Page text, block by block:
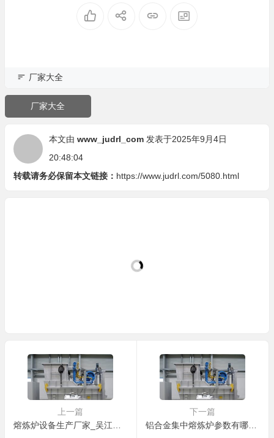
厂家大全
厂家大全
本文由 www_judrl_com 发表于2025年9月4日
20:48:04
转载请务必保留本文链接： https://www.judrl.com/5080.html
上一篇
熔炼炉设备生产厂家_吴江熔炼炉设备生产厂家有哪些地方
下一篇
铝合金集中熔炼炉参数有哪些种类和用途